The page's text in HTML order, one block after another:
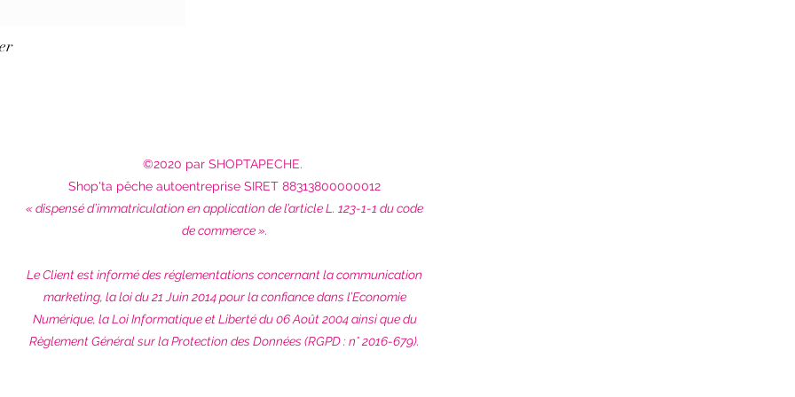
©2020 par SHOPTAPECHE.
Shop'ta pêche autoentreprise SIRET 88313800000012
« dispensé d’immatriculation en application de l’article L. 123-1-1 du code
de commerce ».
Le Client est informé des réglementations concernant la communication
marketing, la loi du 21 Juin 2014 pour la confiance dans l’Economie
Numérique, la Loi Informatique et Liberté du 06 Août 2004 ainsi que du
Règlement Général sur la Protection des Données (RGPD : n° 2016-679).